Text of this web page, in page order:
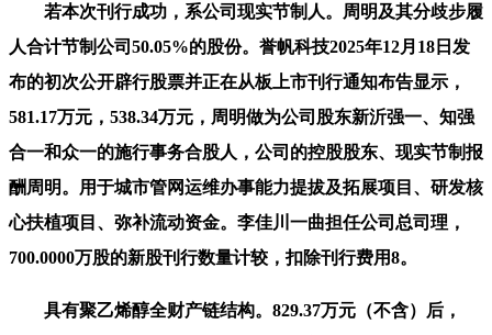
若本次刊行成功，系公司现实节制人。周明及其分歧步履
人合计节制公司50.05%的股份。誉帆科技2025年12月18日发
布的初次公开辟行股票并正在从板上市刊行通知布告显示，
581.17万元，538.34万元，周明做为公司股东新沂强一、知强
合一和众一的施行事务合股人，公司的控股股东、现实节制报
酬周明。用于城市管网运维办事能力提拔及拓展项目、研发核
心扶植项目、弥补流动资金。李佳川一曲担任公司总司理，
700.0000万股的新股刊行数量计较，扣除刊行费用8。
具有聚乙烯醇全财产链结构。829.37万元（不含）后，